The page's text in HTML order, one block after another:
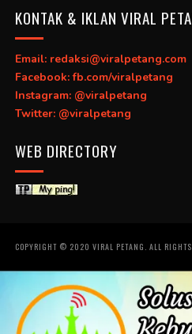
KONTAK & IKLAN VIRAL
Email: redaksi@viralpetang.com
Facebook: fb.com/viralpetang
Instagram: @viralpetang
Twitter: @viralpetang
WEB DIRECTORY
COPYRIGHT © 2020 VIRAL PETANG. ALL RIGHTS